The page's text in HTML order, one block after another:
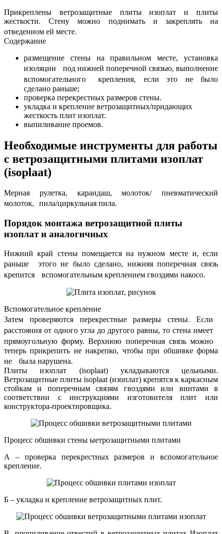
Прикреплены ветрозащитные плиты изоплат и плиты
жесткости. Стену можно поднимать и закреплять на
отведенном ей месте.
Содержание
размещение стены на правильном месте, установка
изоляции под нижней поперечной связью, выполнение
вспомогательного крепления, если это не было
сделано раньше;
проверка перекрестных размеров стены.
укладка и крепление ветрозащитных/придающих
жесткость плит изоплат.
выпиливание проемов.
Необходимые инструменты для работы
с ветрозащитными плитами изоплат
(isoplaat)
Мерная рулетка, карандаш, молоток/ пневматический
молоток, пила/циркульная пила.
Порядок монтажа ветрозащитной плиты
изоплат и аналогичных
Нижний край стены помещается на нужном месте и, если
раньше этого не было сделано, нижняя поперечная связь
крепится вспомогательным креплением гвоздями накосо.
Вспомогательное крепление
Затем проверяются перекрестные размеры стены. Если
расстояния от одного угла до другого равны, то стена имеет
прямоугольную форму. Верхнюю поперечная связь можно
теперь прикрепить не накрепко, чтобы при обшивке форма
не была нарушена.
Плиты изоплат (isoplaat) укладываются цельными.
Ветрозащитные плиты isoplaat (изоплат) крепятся к каркасным
стойкам и поперечным связям гвоздями или винтами в
соответствии с инструкциями изготовителя плит или
конструктора-проектировщика.
Процесс обшивки стены ыетрозащитными плитами
А – проверка перекрестных размеров и вспомогательное
крепление.
Б – укладка и крепление ветрозащитных плит.